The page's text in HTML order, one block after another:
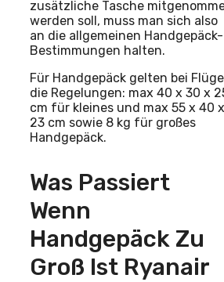
zusätzliche Tasche
werden soll, muss man sich also
an die allgemeinen Handgepäck-
Bestimmungen halten.
Für Handgepäck gelten bei
die Regelungen: max 40 x 30 x
cm für kleines und max 55 x 40 x
23 cm sowie 8 kg für großes
Handgepäck.
Was Passiert
Wenn
Handgepäck Zu
Groß Ist Ryanair